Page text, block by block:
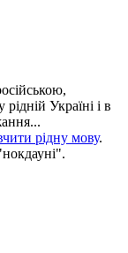
Україні і в
рідну мову.